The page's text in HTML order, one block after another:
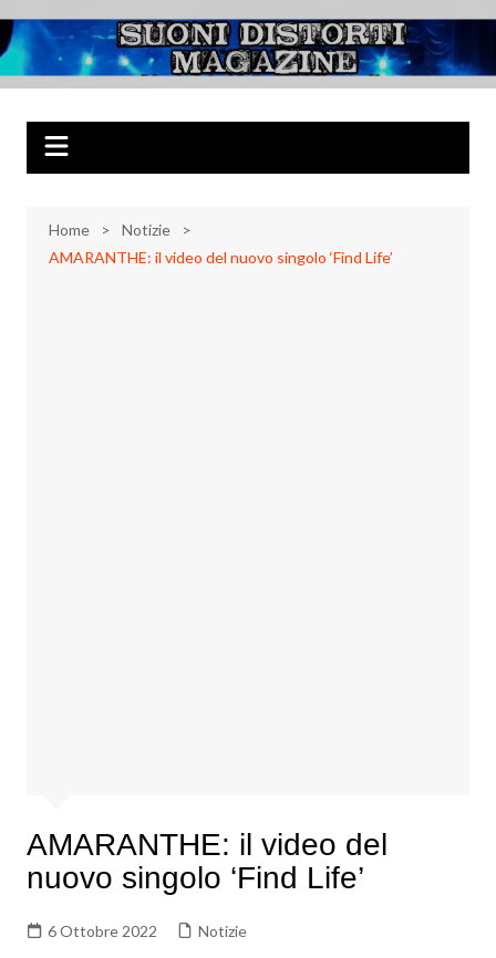
al
contenuto
Suoni Distorti
Magazine
Musica Rock, Metal, Punk e varie sonorità alternative
Home
Notizie
AMARANTHE: il video del nuovo singolo ‘Find Life’
AMARANTHE: il video del
nuovo singolo ‘Find Life’
6 Ottobre 2022 Notizie